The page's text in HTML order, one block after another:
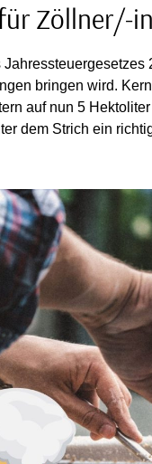
Zöllner/-
bringen wird.
auf nun 5
dem Strich ein